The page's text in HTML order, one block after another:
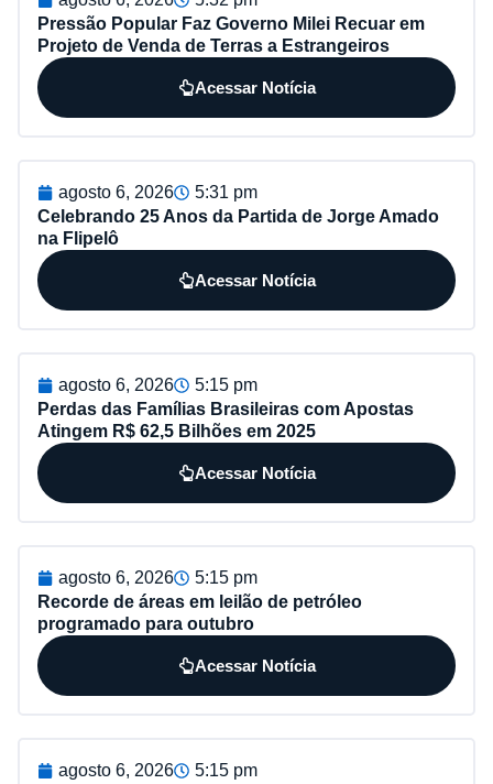
Pressão Popular Faz Governo Milei Recuar em
Projeto de Venda de Terras a Estrangeiros
Acessar Notícia
agosto 6, 2026
5:31 pm
Celebrando 25 Anos da Partida de Jorge Amado
na Flipelô
Acessar Notícia
agosto 6, 2026
5:15 pm
Perdas das Famílias Brasileiras com Apostas
Atingem R$ 62,5 Bilhões em 2025
Acessar Notícia
agosto 6, 2026
5:15 pm
Recorde de áreas em leilão de petróleo
programado para outubro
Acessar Notícia
agosto 6, 2026
5:15 pm